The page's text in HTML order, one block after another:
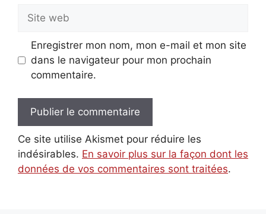
Site
web
Enregistrer mon nom, mon e-mail et mon site
dans le navigateur pour mon prochain
commentaire.
Ce site utilise Akismet pour réduire les
indésirables. En savoir plus sur la façon dont les
données de vos commentaires sont traitées.